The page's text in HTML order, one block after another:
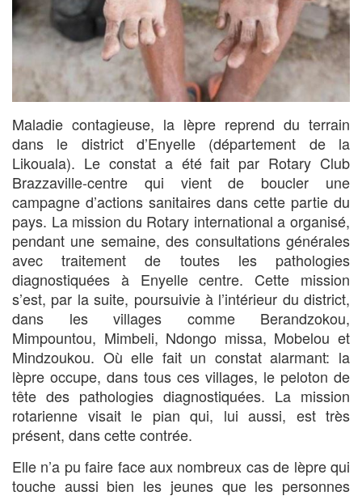
Maladie contagieuse, la lèpre reprend du terrain
dans le district d’Enyelle (département de la
Likouala). Le constat a été fait par Rotary Club
Brazzaville-centre qui vient de boucler une
campagne d’actions sanitaires dans cette partie du
pays. La mission du Rotary international a organisé,
pendant une semaine, des consultations générales
avec traitement de toutes les pathologies
diagnostiquées à Enyelle centre. Cette mission
s’est, par la suite, poursuivie à l’intérieur du district,
dans les villages comme Berandzokou,
Mimpountou, Mimbeli, Ndongo missa, Mobelou et
Mindzoukou. Où elle fait un constat alarmant: la
lèpre occupe, dans tous ces villages, le peloton de
tête des pathologies diagnostiquées. La mission
rotarienne visait le pian qui, lui aussi, est très
présent, dans cette contrée.
Elle n’a pu faire face aux nombreux cas de lèpre qui
touche aussi bien les jeunes que les personnes